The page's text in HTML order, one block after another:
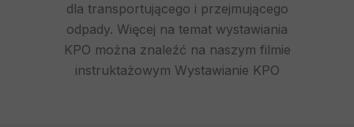
dla transportującego i przejmującego
odpady. Więcej na temat wystawiania
KPO można znaleźć na naszym filmie
instruktażowym Wystawianie KPO